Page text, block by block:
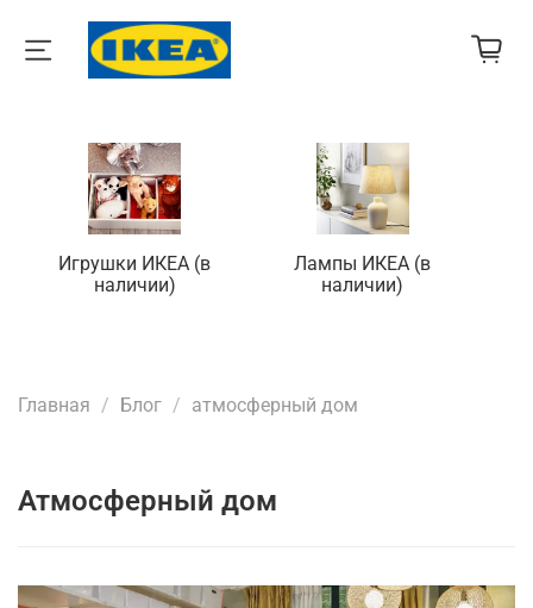
Игрушки ИКЕА (в
наличии)
Лампы ИКЕА (в
наличии)
Главная Блог атмосферный дом
атмосферный дом